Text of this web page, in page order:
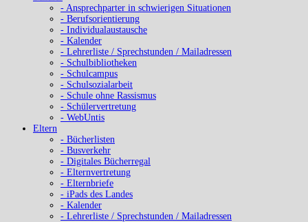
- Ansprechparter in schwierigen Situationen
- Berufsorientierung
- Individualaustausche
- Kalender
- Lehrerliste / Sprechstunden / Mailadressen
- Schulbibliotheken
- Schulcampus
- Schulsozialarbeit
- Schule ohne Rassismus
- Schülervertretung
- WebUntis
Eltern
- Bücherlisten
- Busverkehr
- Digitales Bücherregal
- Elternvertretung
- Elternbriefe
- iPads des Landes
- Kalender
- Lehrerliste / Sprechstunden / Mailadressen